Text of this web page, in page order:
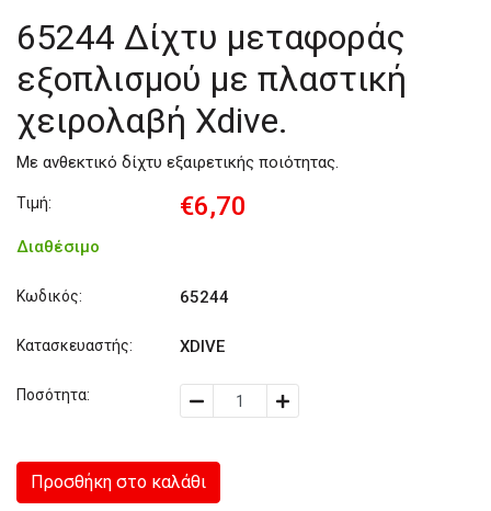
65244 Δίχτυ μεταφοράς
εξοπλισμού με πλαστική
χειρολαβή Xdive.
Με ανθεκτικό δίχτυ εξαιρετικής ποιότητας.
Τιμή: €6,70
Διαθέσιμο
Κωδικός: 65244
Κατασκευαστής: XDIVE
Ποσότητα:
Προσθήκη στο καλάθι